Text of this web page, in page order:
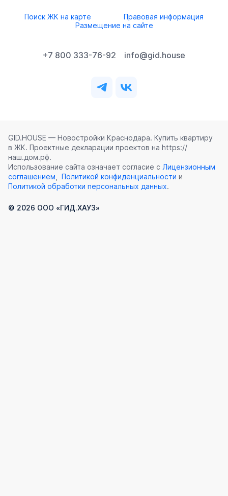
Поиск ЖК на карте
Правовая информация
Размещение на сайте
+7 800 333-76-92 info@gid.house
GID.HOUSE — Новостройки Краснодара. Купить квартиру
в ЖК. Проектные декларации проектов на https://
наш.дом.рф.
Использование сайта означает согласие с Лицензионным
соглашением
Политикой конфиденциальности и
Политикой обработки персональных данных.
© 2026 ООО «ГИД.ХАУЗ»